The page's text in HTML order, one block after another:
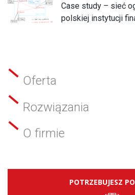
Case study – sieć
polskiej instytucji
Oferta
Rozwiązania
O firmie
POTRZEBUJESZ